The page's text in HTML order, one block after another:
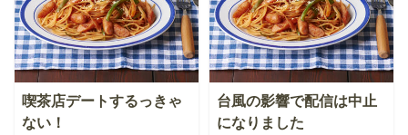
喫茶店デートするっきゃ
ない！
台風の影響で配信は中止
になりました